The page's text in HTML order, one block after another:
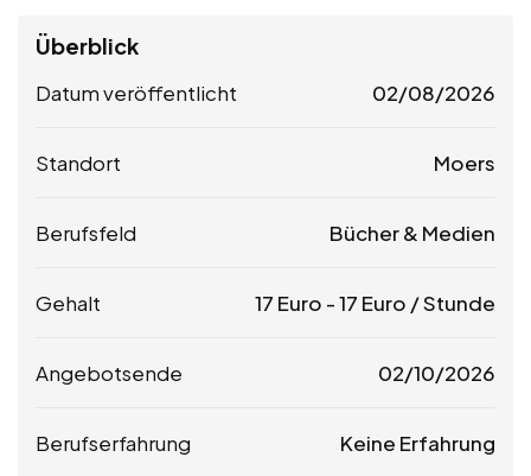
Überblick
Datum veröffentlicht 02/08/2026
Standort Moers
Berufsfeld Bücher & Medien
Gehalt 17 Euro -17 Euro / Stunde
Angebotsende 02/10/2026
Berufserfahrung Keine Erfahrung